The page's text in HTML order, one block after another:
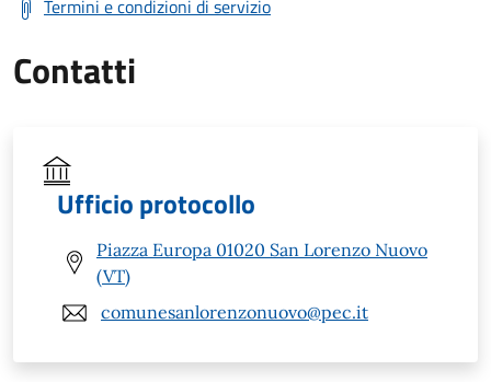
Termini e condizioni di servizio
Contatti
Ufficio protocollo
Piazza Europa 01020 San Lorenzo Nuovo
(VT)
comunesanlorenzonuovo@pec.it